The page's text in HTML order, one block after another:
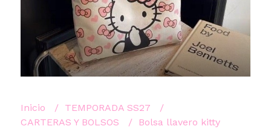
Inicio
TEMPORADA SS27
CARTERAS Y BOLSOS
Bolsa llavero kitty